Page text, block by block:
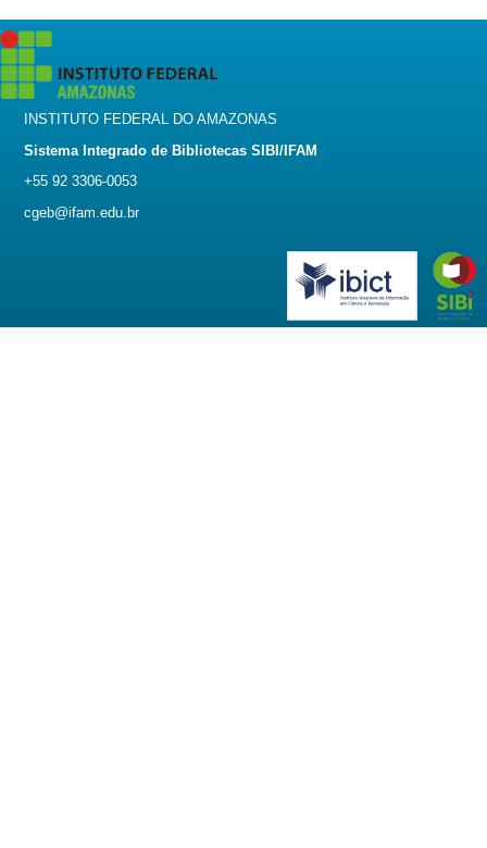
INSTITUTO FEDERAL DO AMAZONAS
Sistema Integrado de Bibliotecas SIBI/IFAM
+55 92 3306-0053
cgeb@ifam.edu.br